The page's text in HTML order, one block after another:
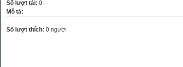
Số lượt tải: 0
Mô tả:
Số lượt thích: 0 người